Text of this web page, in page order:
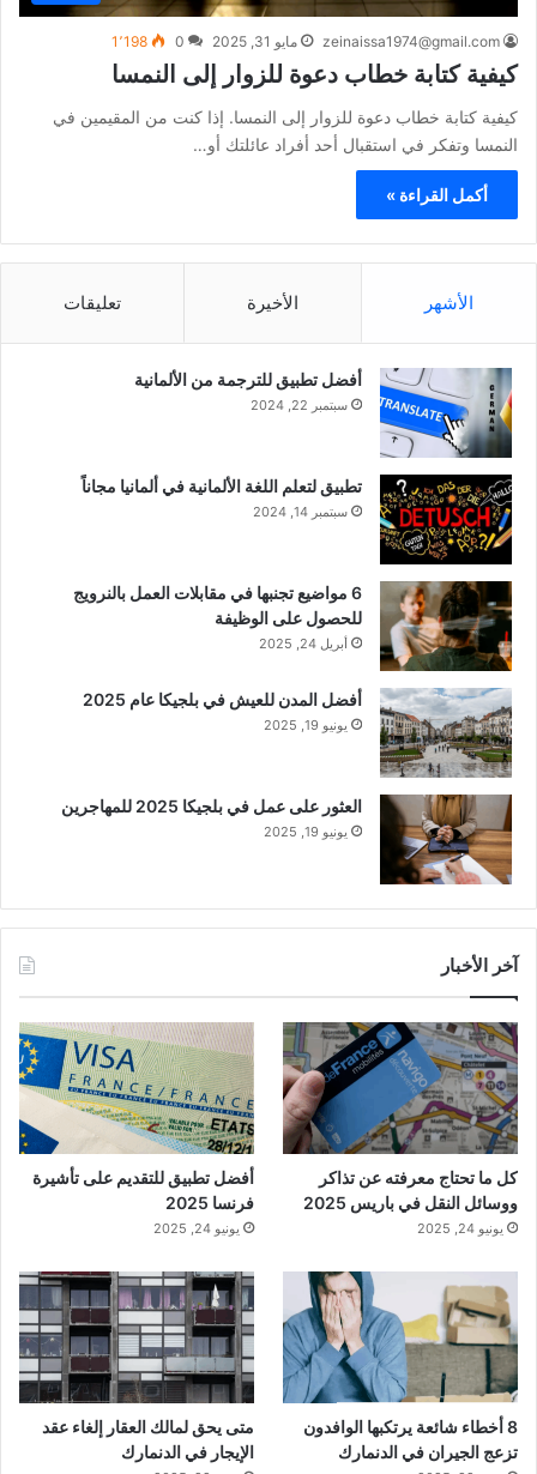
zeinaissa1974@gmail.com مايو 31, 2025 0 1٬198
كيفية كتابة خطاب دعوة للزوار إلى النمسا
كيفية كتابة خطاب دعوة للزوار إلى النمسا. إذا كنت من المقيمين في
النمسا وتفكر في استقبال أحد أفراد عائلتك أو…
أكمل القراءة »
الأشهر الأخيرة تعليقات
أفضل تطبيق للترجمة من الألمانية
سبتمبر 22, 2024
تطبيق لتعلم اللغة الألمانية في ألمانيا مجاناً
سبتمبر 14, 2024
6 مواضيع تجنبها في مقابلات العمل بالنرويج
للحصول على الوظيفة
أبريل 24, 2025
أفضل المدن للعيش في بلجيكا عام 2025
يونيو 19, 2025
العثور على عمل في بلجيكا 2025 للمهاجرين
يونيو 19, 2025
آخر الأخبار
كل ما تحتاج معرفته عن تذاكر
ووسائل النقل في باريس 2025
يونيو 24, 2025
أفضل تطبيق للتقديم على تأشيرة
فرنسا 2025
يونيو 24, 2025
8 أخطاء شائعة يرتكبها الوافدون
تزعج الجيران في الدنمارك
متى يحق لمالك العقار إلغاء عقد
الإيجار في الدنمارك